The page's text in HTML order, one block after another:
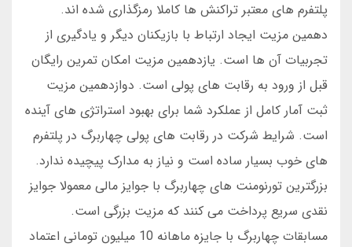
پلتفرم های معتبر تراکنش ها کاملا رمزگذاری شده اند.
دهمین مزیت ایجاد ارتباط با بازیکنان دیگر و یادگیری از
تجربیات آن ها است. یازدهمین مزیت امکان تمرین رایگان
قبل از ورود به رقابت های پولی است. دوازدهمین مزیت
ثبت آمار کامل از عملکرد شما برای بهبود استراتژی های آینده
است. شرایط شرکت در رقابت های پولی چهاربرگ در پلتفرم
های خوب بسیار ساده است و نیاز به مدارک پیچیده ندارد.
بزرگترین تورنومنت های چهاربرگ با جوایز مالی معمولا جوایز
نقدی سریع پرداخت می کنند که مزیت بزرگی است.
مسابقات چهاربرگ با جایزه ماهانه 10 میلیون تومانی اعتماد